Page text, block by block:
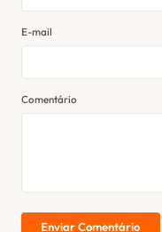
E-mail
Comentário
Enviar Comentário